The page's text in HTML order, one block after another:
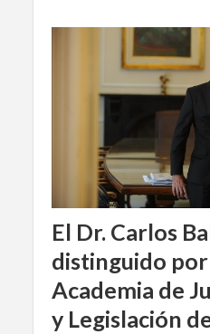
El Dr. Carlos
distinguido por
Academia de
y Legislación